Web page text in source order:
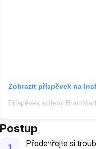
Zobrazit příspěvek na
Příspěvek sdílený
Postup
Předehřejte si